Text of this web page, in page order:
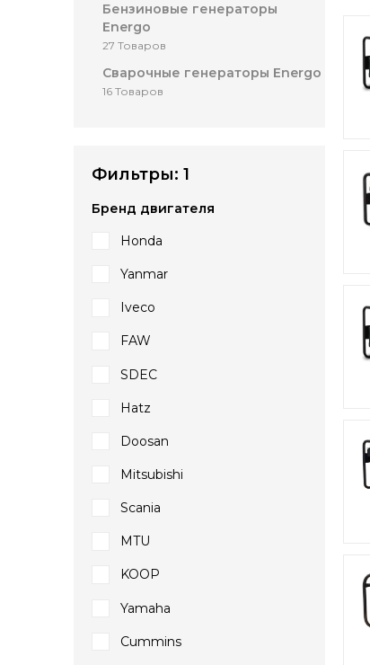
Бензиновые генераторы
Energo
27 Товаров
Сварочные генераторы Energo
16 Товаров
Фильтры: 1
Бренд двигателя
Honda
Yanmar
Iveco
FAW
SDEC
Hatz
Doosan
Mitsubishi
Scania
MTU
KOOP
Yamaha
Cummins